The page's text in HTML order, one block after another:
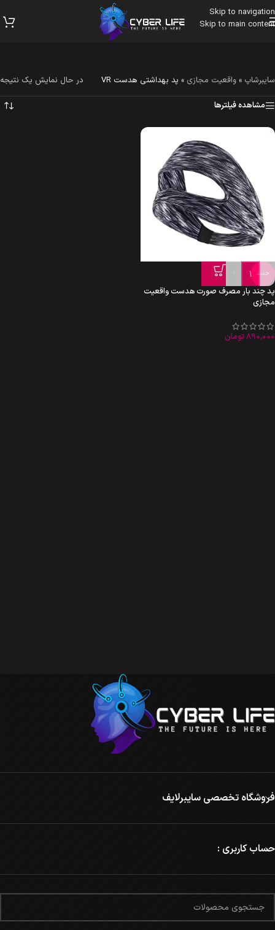
Skip to navigation
Skip to main content
سایبرشاپ » واقعیت مجازی » پد بهداشتی هدست VR در حال نمایش یک نتیجه
مشاهده فیلترها
جدید
-
پد چند بار مصرف صورت هدست واقعیت
مجازی
890,000 تومان
فروشگاه تخصصی سایبرلایف
حساب کاربری :